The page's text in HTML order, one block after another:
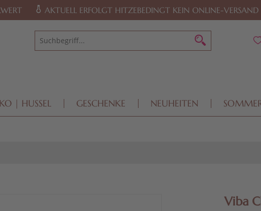
AKTUELL ERFOLGT HITZEBEDINGT KEIN ONLINE-VERSAND
| HUSSEL GESCHENKE NEUHEITEN
Viba